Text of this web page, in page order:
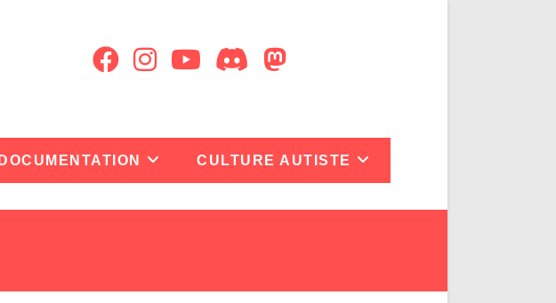
DOCUMENTATION CULTURE AUTISTE